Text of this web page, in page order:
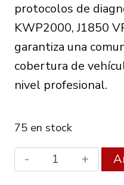
protocolos de
KWP2000, J1850
garantiza una
cobertura de
nivel profesional.
75 en stock
Obd2
Dbscar